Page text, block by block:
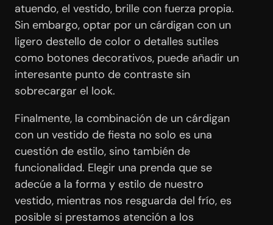
atuendo, el vestido, brille con fuerza propia.
Sin embargo, optar por un cárdigan con un
ligero destello de color o detalles sutiles
como botones decorativos, puede añadir un
interesante punto de contraste sin
sobrecargar el look.
Finalmente, la combinación de un cárdigan
con un vestido de fiesta no solo es una
cuestión de estilo, sino también de
funcionalidad. Elegir una prenda que se
adecúe a la forma y estilo de nuestro
vestido, mientras nos resguarda del frío, es
posible si prestamos atención a los